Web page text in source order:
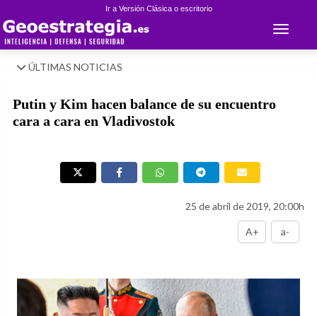
Ir a Versión Clásica o escritorio
Toggle
ÚLTIMAS NOTICIAS
Putin y Kim hacen balance de su encuentro
cara a cara en Vladivostok
25 de abril de 2019, 20:00h
A+ a-